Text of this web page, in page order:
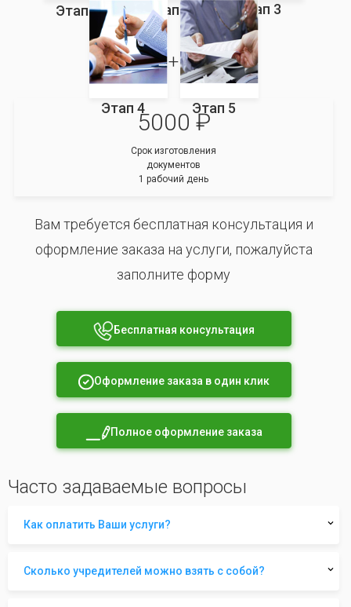
Этап 1 Этап 2 Этап 3
Этап 4 Этап 5
5000 ₽
Срок изготовления
документов
1 рабочий день
Вам требуется бесплатная консультация и
оформление заказа на услуги, пожалуйста
заполните форму
Бесплатная консультация
Оформление заказа в один клик
Полное оформление заказа
Часто задаваемые вопросы
Как оплатить Ваши услуги?
Сколько учредителей можно взять с собой?